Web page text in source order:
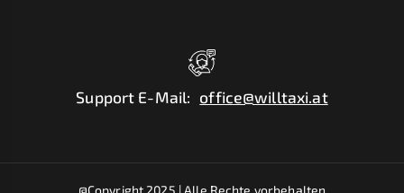
Support E-Mail: office@willtaxi.at